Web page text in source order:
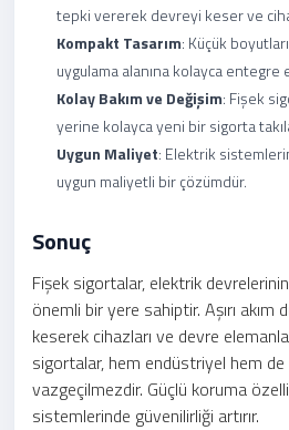
tepki vererek devreyi keser ve
Kompakt Tasarım: Küçük
uygulama alanına kolayca entegre
Kolay Bakım ve Değişim: Fişek
yerine kolayca yeni bir sigorta
Uygun Maliyet: Elektrik
uygun maliyetli bir çözümdür.
Sonuç
Fişek sigortalar, elektrik
önemli bir yere sahiptir. Aşırı akım
keserek cihazları ve devre
sigortalar, hem endüstriyel hem de
vazgeçilmezdir. Güçlü koruma
sistemlerinde güvenilirliği artırır.